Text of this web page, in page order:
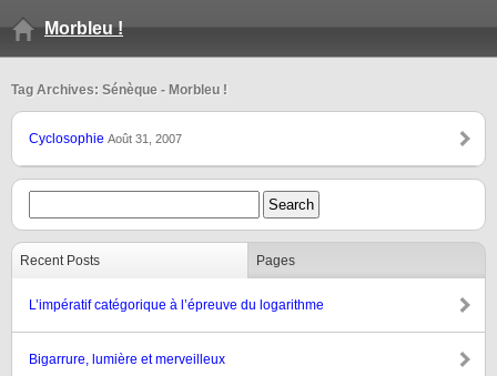
Morbleu !
Tag Archives: Sénèque - Morbleu !
Cyclosophie Août 31, 2007
Recent Posts Pages
L’impératif catégorique à l’épreuve du logarithme
Bigarrure, lumière et merveilleux